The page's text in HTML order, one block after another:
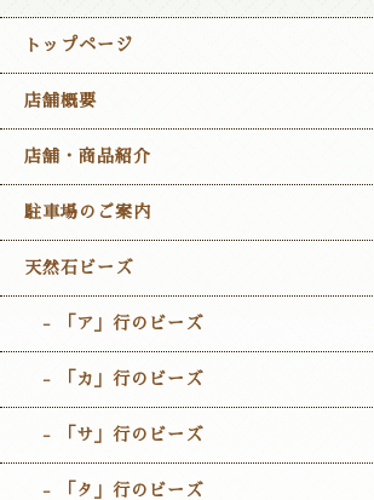
トップページ
店舗概要
店舗・商品紹介
駐車場のご案内
天然石ビーズ
- 「ア」行のビーズ
- 「カ」行のビーズ
- 「サ」行のビーズ
- 「タ」行のビーズ